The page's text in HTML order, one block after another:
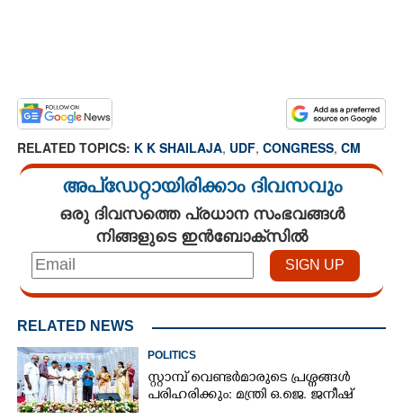
RELATED TOPICS: K K SHAILAJA, UDF, CONGRESS, CM
അപ്ഡേറ്റായിരിക്കാം ദിവസവും
ഒരു ദിവസത്തെ പ്രധാന സംഭവങ്ങൾ
നിങ്ങളുടെ ഇൻബോക്സിൽ
RELATED NEWS
POLITICS
സ്റ്റാമ്പ് വെണ്ടർമാരുടെ പ്രശ്നങ്ങൾ
പരിഹരിക്കും: മന്ത്രി ഒ.ജെ. ജനീഷ്